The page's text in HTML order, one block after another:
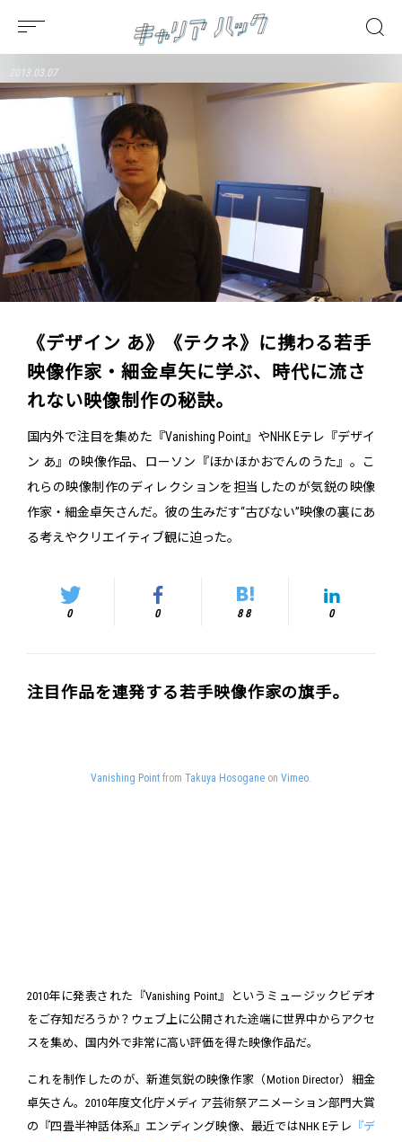
2013.03.07
《デザイン あ》《テクネ》に携わる若手
映像作家・細金卓矢に学ぶ、時代に流さ
れない映像制作の秘訣。
国内外で注目を集めた『Vanishing Point』やNHK Eテレ『デザイ
ン あ』の映像作品、ローソン『ほかほかおでんのうた』。こ
れらの映像制作のディレクションを担当したのが気鋭の映像
作家・細金卓矢さんだ。彼の生みだす“古びない”映像の裏にあ
る考えやクリエイティブ観に迫った。
0 0 88 0
注目作品を連発する若手映像作家の旗手。
Vanishing Point from Takuya Hosogane on Vimeo.
2010年に発表された『Vanishing Point』というミュージックビデオ
をご存知だろうか？ウェブ上に公開された途端に世界中からアクセ
スを集め、国内外で非常に高い評価を得た映像作品だ。
これを制作したのが、新進気鋭の映像作家（Motion Director）細金
卓矢さん。2010年度文化庁メディア芸術祭アニメーション部門大賞
の『四畳半神話体系』エンディング映像、最近ではNHK Eテレ 『デ